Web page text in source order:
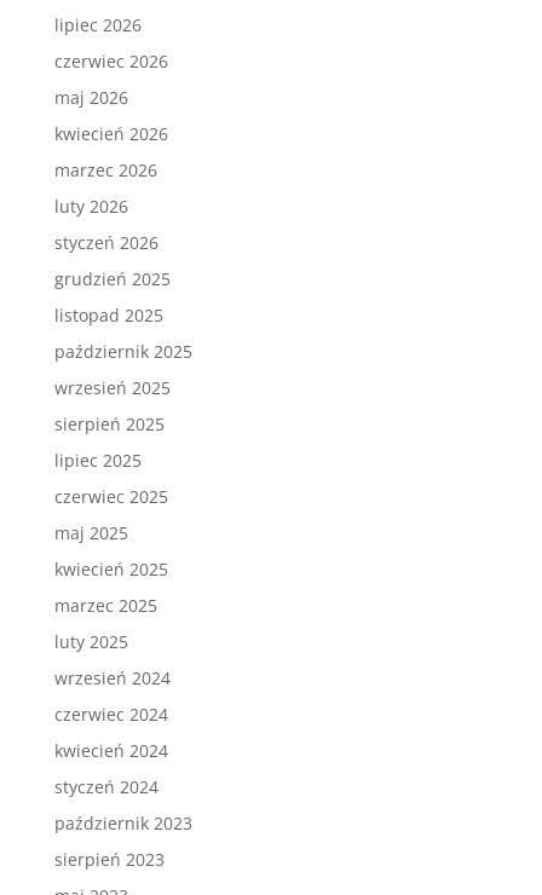
lipiec 2026
czerwiec 2026
maj 2026
kwiecień 2026
marzec 2026
luty 2026
styczeń 2026
grudzień 2025
listopad 2025
październik 2025
wrzesień 2025
sierpień 2025
lipiec 2025
czerwiec 2025
maj 2025
kwiecień 2025
marzec 2025
luty 2025
wrzesień 2024
czerwiec 2024
kwiecień 2024
styczeń 2024
październik 2023
sierpień 2023